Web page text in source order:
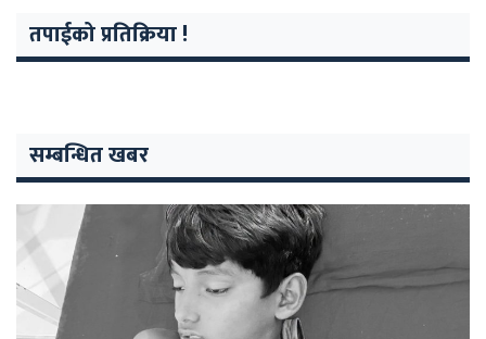
तपाईको प्रतिक्रिया !
सम्बन्धित खबर